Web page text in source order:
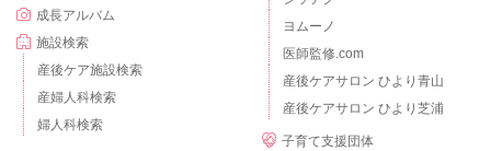
成長アルバム
施設検索
産後ケア施設検索
産婦人科検索
婦人科検索
ヨムーノ
医師監修.com
産後ケアサロン ひより青山
産後ケアサロン ひより芝浦
子育て支援団体